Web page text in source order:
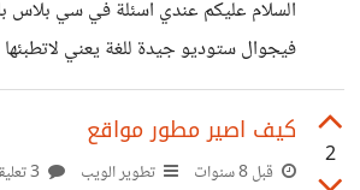
السلام عليكم عندي اسئلة في سي
فيجوال ستوديو جيدة للغة يعني
استطيع استخدام سي بلاس بلاس في
2
كيف اصير مطور مواقع
قبل 8 سنوات تطوير الويب